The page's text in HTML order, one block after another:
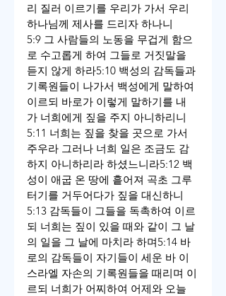
리 질러 이르기를 우리가 가서 우리
하나님께 제사를 드리자 하나니
5:9 그 사람들의 노동을 무겁게 함으
로 수고롭게 하여 그들로 거짓말을
듣지 않게 하라5:10 백성의 감독들과
기록원들이 나가서 백성에게 말하여
이르되 바로가 이렇게 말하기를 내
가 너희에게 짚을 주지 아니하리니
5:11 너희는 짚을 찾을 곳으로 가서
주우라 그러나 너희 일은 조금도 감
하지 아니하리라 하셨느니라5:12 백
성이 애굽 온 땅에 흩어져 곡초 그루
터기를 거두어다가 짚을 대신하니
5:13 감독들이 그들을 독촉하여 이르
되 너희는 짚이 있을 때와 같이 그 날
의 일을 그 날에 마치라 하며5:14 바
로의 감독들이 자기들이 세운 바 이
스라엘 자손의 기록원들을 때리며 이
르되 너희가 어찌하여 어제와 오늘